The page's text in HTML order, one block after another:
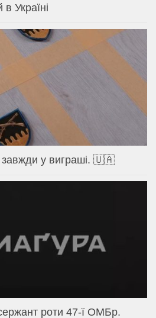
в Україні
у виграші. 🇺🇦
роти 47-ї ОМБр.